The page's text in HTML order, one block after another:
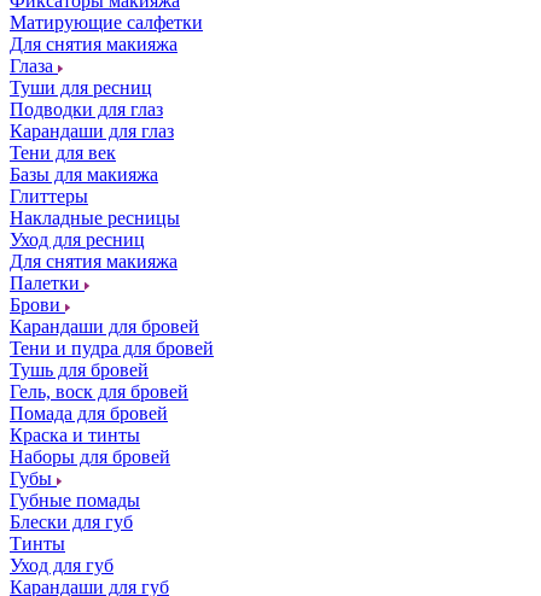
Матирующие салфетки
Для снятия макияжа
Глаза
Туши для ресниц
Подводки для глаз
Карандаши для глаз
Тени для век
Базы для макияжа
Глиттеры
Накладные ресницы
Уход для ресниц
Для снятия макияжа
Палетки
Брови
Карандаши для бровей
Тени и пудра для бровей
Тушь для бровей
Гель, воск для бровей
Помада для бровей
Краска и тинты
Наборы для бровей
Губы
Губные помады
Блески для губ
Тинты
Уход для губ
Карандаши для губ